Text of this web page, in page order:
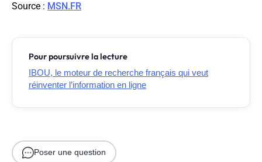
Source : MSN.FR
Pour poursuivre la lecture
IBOU, le moteur de recherche français qui veut
réinventer l’information en ligne
Poser une question